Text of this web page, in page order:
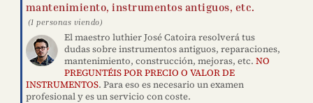
mantenimiento, instrumentos antiguos, etc.
(1 personas viendo)
El maestro luthier José Catoira resolverá tus
dudas sobre instrumentos antiguos, reparaciones,
mantenimiento, construcción, mejoras, etc. NO
PREGUNTÉIS POR PRECIO O VALOR DE
INSTRUMENTOS. Para eso es necesario un examen
profesional y es un servicio con coste.